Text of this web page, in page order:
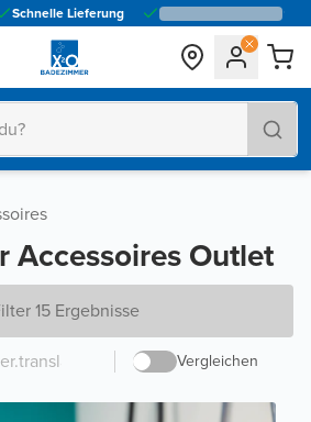
Schnelle Lieferung
Accessoires Outlet
15 Ergebnisse
Vergleichen